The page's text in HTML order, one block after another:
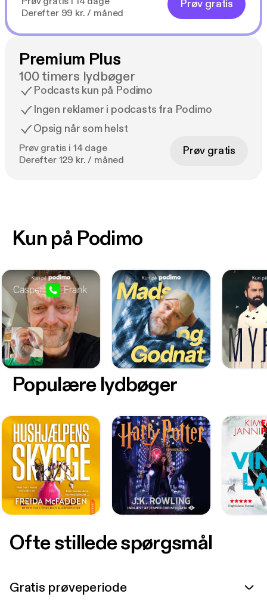
Derefter 99 kr. / måned
Prøv gratis
Premium Plus
100 timers lydbøger
Podcasts kun på Podimo
Ingen reklamer i podcasts fra Podimo
Opsig når som helst
Prøv gratis i 14 dage
Derefter 129 kr. / måned
Prøv gratis
Kun på Podimo
Populære lydbøger
Ofte stillede spørgsmål
Gratis prøveperiode